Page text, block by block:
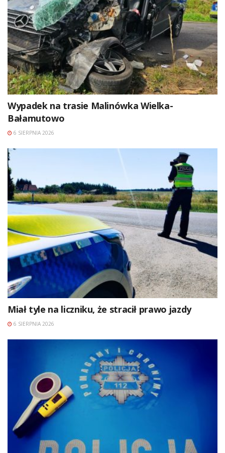
Wypadek na trasie Malinówka Wielka-
Bałamutowo
6 SIERPNIA 2026
Miał tyle na liczniku, że stracił prawo jazdy
6 SIERPNIA 2026